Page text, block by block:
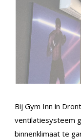
Bij Gym Inn in
ventilatiesysteem
binnenklimaat te